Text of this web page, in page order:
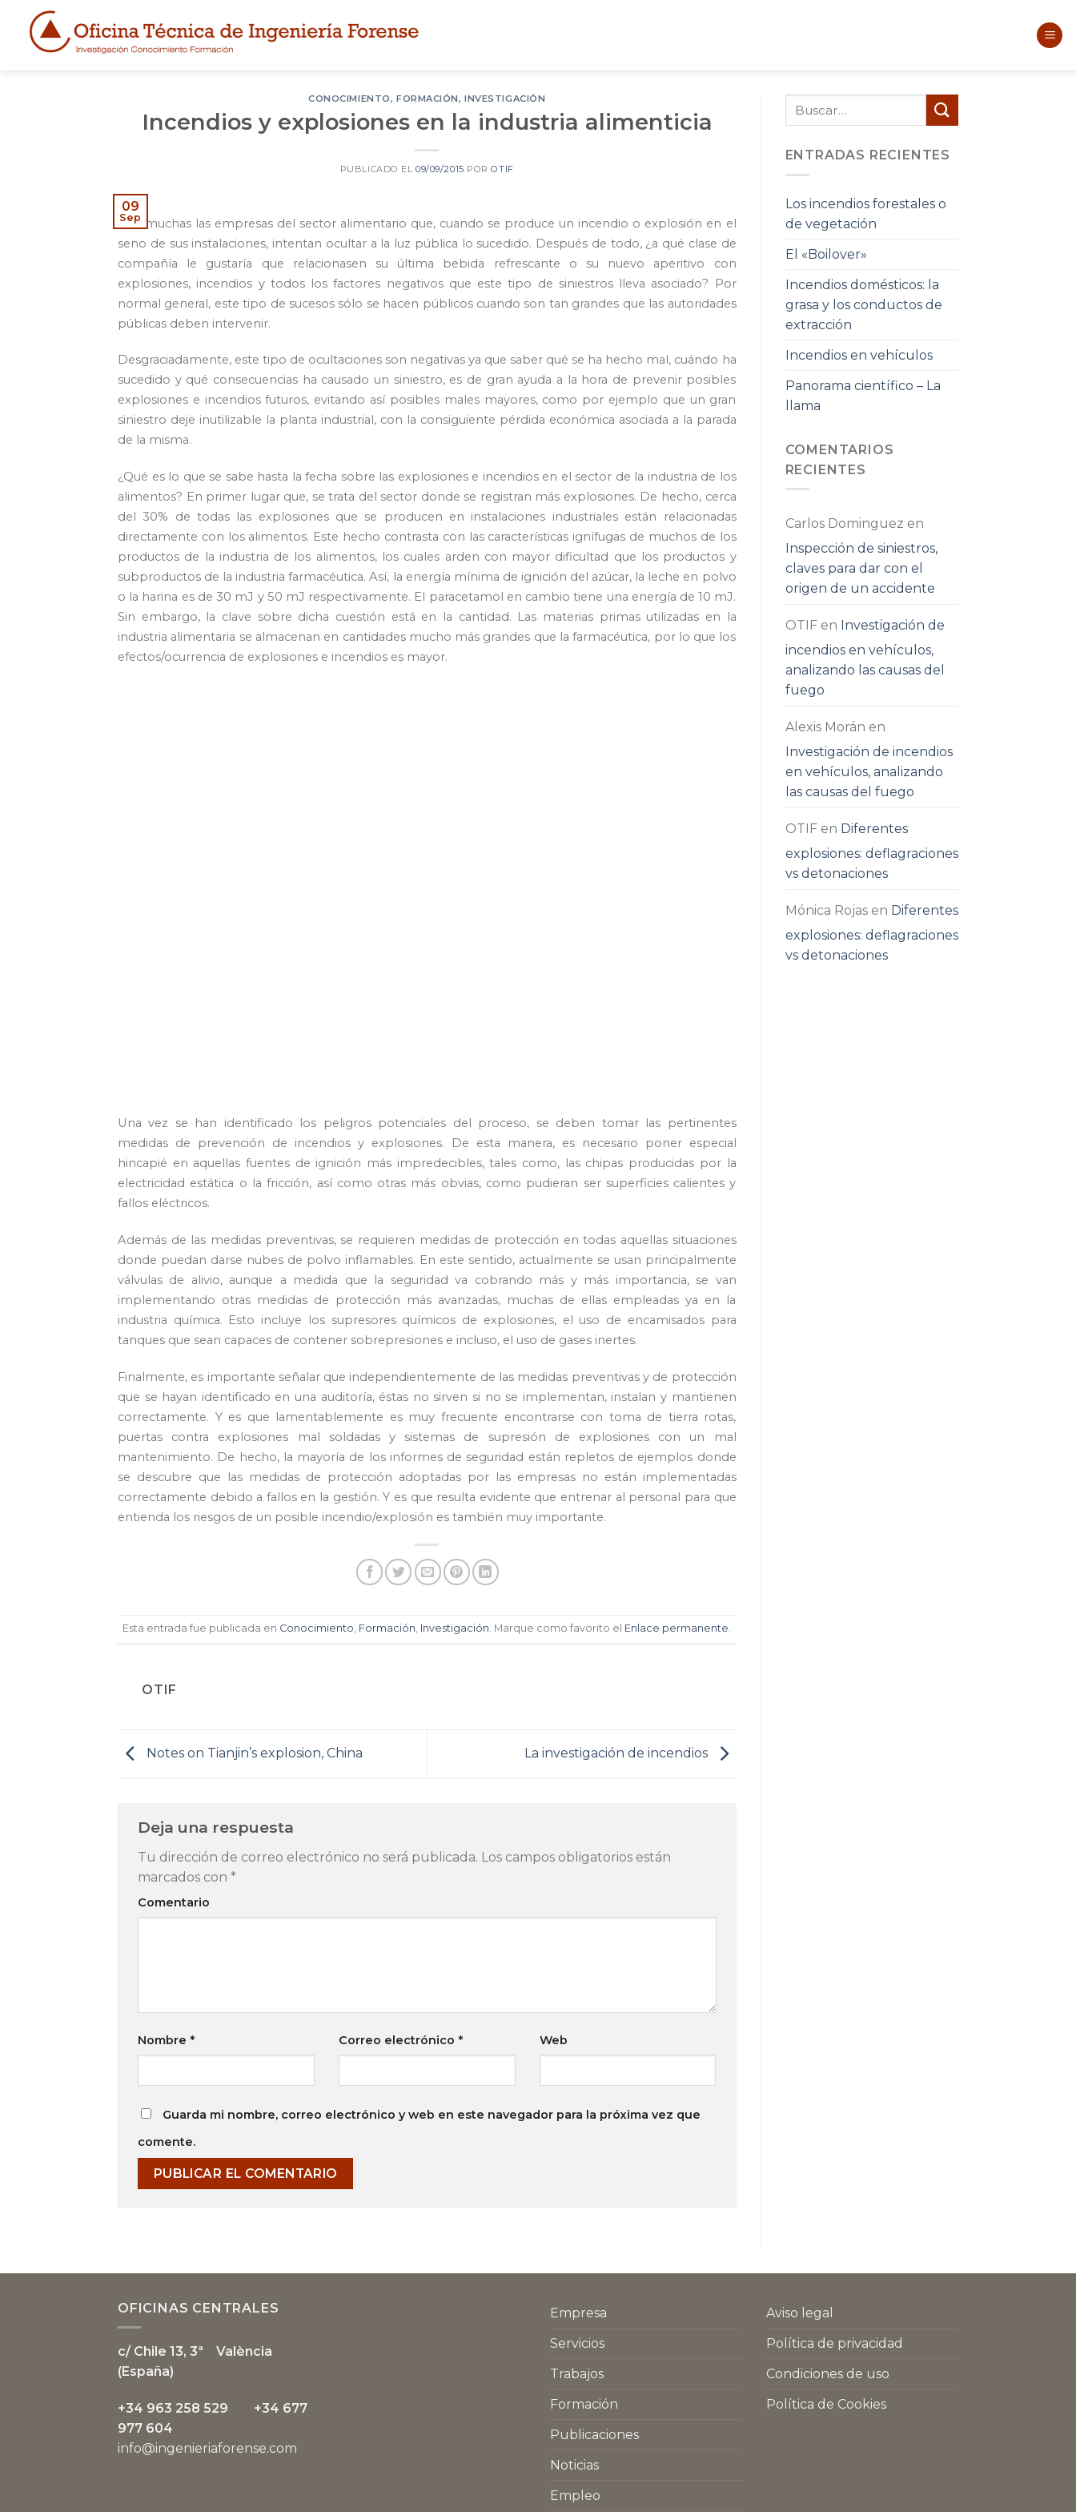
content
CONOCIMIENTO, FORMACIÓN,INVESTIGACIÓN
Incendios y explosiones en la industria alimenticia
PUBLICADO EL09/09/2015 POROTIF
09
Sep
Son muchas las empresas del sector alimentario que, cuando se produce un incendio o explosión en el
seno de sus instalaciones, intentan ocultar a la luz pública lo sucedido. Después de todo, ¿a qué clase de
compañía le gustaría que relacionasen su última bebida refrescante o su nuevo aperitivo con
explosiones, incendios y todos los factores negativos que este tipo de siniestros lleva asociado? Por
normal general, este tipo de sucesos sólo se hacen públicos cuando son tan grandes que las autoridades
públicas deben intervenir.
Desgraciadamente, este tipo de ocultaciones son negativas ya que saber qué se ha hecho mal, cuándo ha
sucedido y qué consecuencias ha causado un siniestro, es de gran ayuda a la hora de prevenir posibles
explosiones e incendios futuros, evitando así posibles males mayores, como por ejemplo que un gran
siniestro deje inutilizable la planta industrial, con la consiguiente pérdida económica asociada a la parada
de la misma.
¿Qué es lo que se sabe hasta la fecha sobre las explosiones e incendios en el sector de la industria de los
alimentos? En primer lugar que, se trata del sector donde se registran más explosiones. De hecho, cerca
del 30% de todas las explosiones que se producen en instalaciones industriales están relacionadas
directamente con los alimentos. Este hecho contrasta con las características ignífugas de muchos de los
productos de la industria de los alimentos, los cuales arden con mayor dificultad que los productos y
subproductos de la industria farmacéutica. Así, la energía mínima de ignición del azúcar, la leche en polvo
o la harina es de 30 mJ y 50 mJ respectivamente. El paracetamol en cambio tiene una energía de 10 mJ.
Sin embargo, la clave sobre dicha cuestión está en la cantidad. Las materias primas utilizadas en la
industria alimentaria se almacenan en cantidades mucho más grandes que la farmacéutica, por lo que los
efectos/ocurrencia de explosiones e incendios es mayor.
Una vez se han identificado los peligros potenciales del proceso, se deben tomar las pertinentes
medidas de prevención de incendios y explosiones. De esta manera, es necesario poner especial
hincapié en aquellas fuentes de ignición más impredecibles, tales como, las chipas producidas por la
electricidad estática o la fricción, así como otras más obvias, como pudieran ser superficies calientes y
fallos eléctricos.
Además de las medidas preventivas, se requieren medidas de protección en todas aquellas situaciones
donde puedan darse nubes de polvo inflamables. En este sentido, actualmente se usan principalmente
válvulas de alivio, aunque a medida que la seguridad va cobrando más y más importancia, se van
implementando otras medidas de protección más avanzadas, muchas de ellas empleadas ya en la
industria química. Esto incluye los supresores químicos de explosiones, el uso de encamisados para
tanques que sean capaces de contener sobrepresiones e incluso, el uso de gases inertes.
Finalmente, es importante señalar que independientemente de las medidas preventivas y de protección
que se hayan identificado en una auditoría, éstas no sirven si no se implementan, instalan y mantienen
correctamente. Y es que lamentablemente es muy frecuente encontrarse con toma de tierra rotas,
puertas contra explosiones mal soldadas y sistemas de supresión de explosiones con un mal
mantenimiento. De hecho, la mayoría de los informes de seguridad están repletos de ejemplos donde
se descubre que las medidas de protección adoptadas por las empresas no están implementadas
correctamente debido a fallos en la gestión. Y es que resulta evidente que entrenar al personal para que
entienda los riesgos de un posible incendio/explosión es también muy importante.
Esta entrada fue publicada en Conocimiento, Formación, Investigación. Marque como favorito el Enlace permanente.
OTIF
Notes on Tianjin’s explosion, China La investigación de incendios
Deja una respuesta
Tu dirección de correo electrónico no será publicada. Los campos obligatorios están
marcados con *
Comentario
Nombre * Correo electrónico * Web
Guarda mi nombre, correo electrónico y web en este navegador para la próxima vez que
comente.
ENTRADAS RECIENTES
Los incendios forestales o
de vegetación
El «Boilover»
Incendios domésticos: la
grasa y los conductos de
extracción
Incendios en vehículos
Panorama científico – La
llama
COMENTARIOS
RECIENTES
Carlos Dominguez en
Inspección de siniestros,
claves para dar con el
origen de un accidente
OTIFen Investigación de
incendios en vehículos,
analizando las causas del
fuego
Alexis Morán en
Investigación de incendios
en vehículos, analizando
las causas del fuego
OTIFen Diferentes
explosiones: deflagraciones
vs detonaciones
Mónica Rojasen Diferentes
explosiones: deflagraciones
vs detonaciones
OFICINAS CENTRALES
c/ Chile 13, 3ª València
(España)
+34 963 258 529 +34 677
977 604
info@ingenieriaforense.com
Empresa
Servicios
Trabajos
Formación
Publicaciones
Noticias
Empleo
Aviso legal
Política de privacidad
Condiciones de uso
Política de Cookies